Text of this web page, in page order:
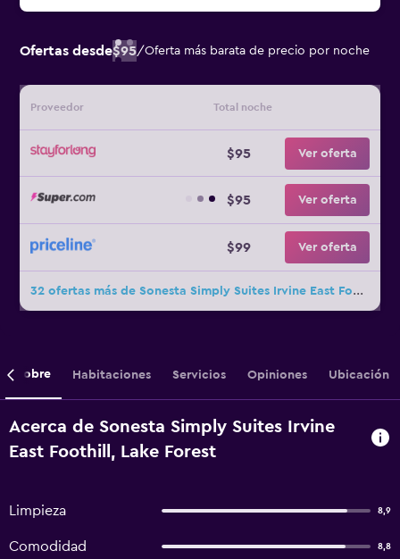
Ofertas desde$95/Oferta más barata de precio por noche
Proveedor Total noche
$95 Ver oferta
$95 Ver oferta
$99 Ver oferta
32 ofertas más de Sonesta Simply Suites Irvine East Foothill
Sobre Habitaciones Servicios Opiniones Ubicación
Acerca de Sonesta Simply Suites Irvine
East Foothill, Lake Forest
Limpieza 8,9
Comodidad 8,8